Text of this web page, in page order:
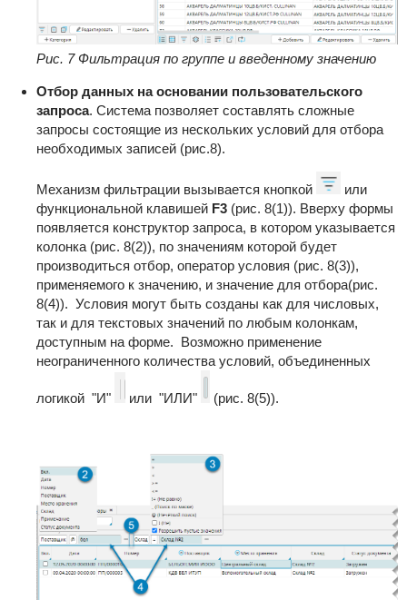
Рис. 7 Фильтрация по группе и введенному значению
Отбор данных на основании пользовательского
запроса. Система позволяет составлять сложные
запросы состоящие из нескольких условий для отбора
необходимых записей (рис.8).
Механизм фильтрации вызывается кнопкой
или
функциональной клавишей F3 (рис. 8(1)). Вверху формы
появляется конструктор запроса, в котором указывается
колонка (рис. 8(2)), по значениям которой будет
производиться отбор, оператор условия (рис. 8(3)),
применяемого к значению, и значение для отбора(рис.
8(4)). Условия могут быть созданы как для числовых,
так и для текстовых значений по любым колонкам,
доступным на форме. Возможно применение
неограниченного количества условий, объединенных
логикой "И" или "ИЛИ" (рис. 8(5)).